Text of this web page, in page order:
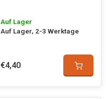
Auf Lager
Auf Lager, 2-3 Werktage
€4,40